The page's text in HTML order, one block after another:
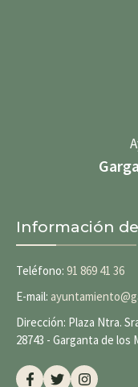
Información
Teléfono: 91 869 41 36
E-mail:
Dirección: Plaza Ntra.
28743 - Garganta de los